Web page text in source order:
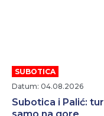
SUBOTICA
Datum: 04.08.2026
Subotica i Palić: